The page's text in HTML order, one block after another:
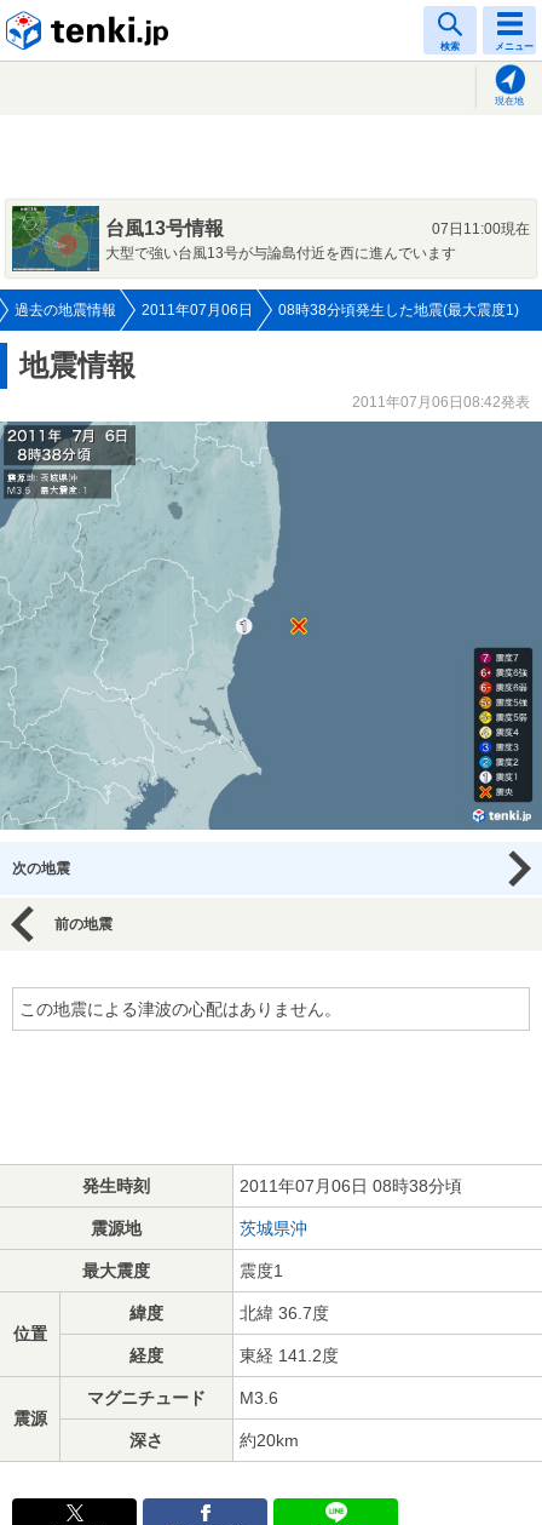
検索 メニュー
現在地
台風13号情報
07日11:00現在
大型で強い台風13号が与論島付近を西に進んでいます
過去の地震情報 2011年07月06日 08時38分頃発生した地震(最大震度1)
地震情報
2011年07月06日08:42発表
次の地震
前の地震
この地震による津波の心配はありません。
発生時刻 2011年07月06日 08時38分頃
震源地 茨城県沖
最大震度 震度1
位置
緯度 北緯 36.7度
経度 東経 141.2度
震源
マグニチュード M3.6
深さ 約20km